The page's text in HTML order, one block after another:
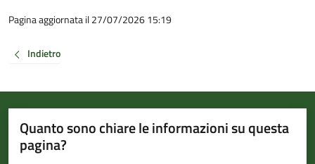
Pagina aggiornata il 27/07/2026 15:19
Indietro
Quanto sono chiare le informazioni su questa
pagina?